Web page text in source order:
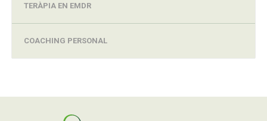
TERÀPIA EN EMDR
COACHING PERSONAL